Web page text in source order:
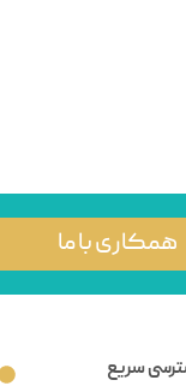
همکاری با ما
سریع